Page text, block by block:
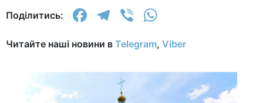
Поділитись: Facebook
Telegram
Viber
Читайте наші новини в Telegram, Viber